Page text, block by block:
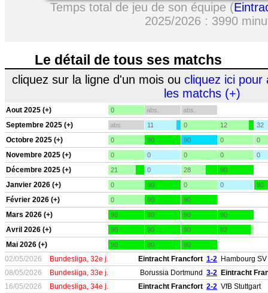
Temps total de jeu de son équipe (
2025/2026 : 3990
Le détail de tous ses matchs
cliquez sur la ligne d'un mois ou cliquez ici pour
les matchs (+)
Aout 2025 (+) 0 abs. abs.
Septembre 2025 (+) abs. 11 0 12 32
Octobre 2025 (+) 0 90 90 0 0
Novembre 2025 (+) 0 0 0 0 0
Décembre 2025 (+) 21 0 28 90
Janvier 2026 (+) 0 90 0 0 90
Février 2026 (+) 0 90 90
Mars 2026 (+) 90 90 90 90
Avril 2026 (+) 90 90 90 82
Mai 2026 (+) 90 90 90
02/05/2026 Bundesliga, 32e j. Eintracht Francfort 1-2 Hambourg SV
08/05/2026
Bundesliga, 33e j. Borussia Dortmund 3-2 Eintracht
16/05/2026
Bundesliga, 34e j. Eintracht Francfort 2-2 VfB Stuttgart